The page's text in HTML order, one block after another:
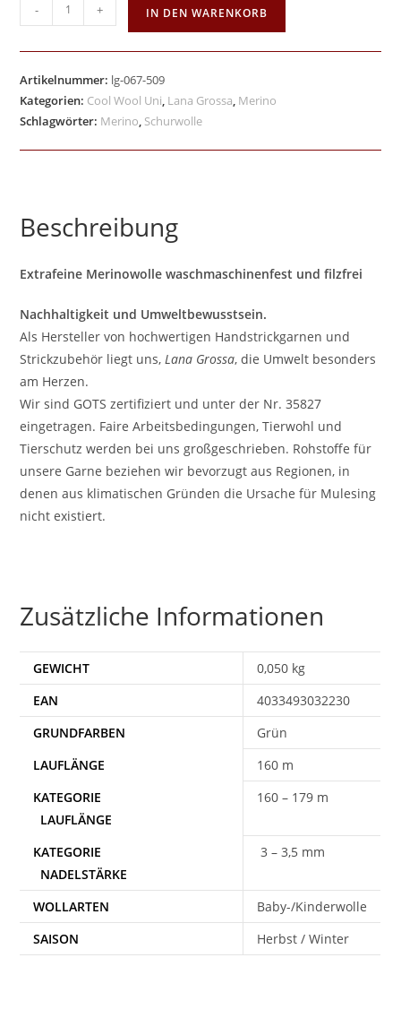
- + IN DEN WARENKORB
Artikelnummer: lg-067-509
Kategorien: Cool Wool Uni, Lana Grossa, Merino
Schlagwörter: Merino, Schurwolle
Beschreibung
Extrafeine Merinowolle waschmaschinenfest und filzfrei
Nachhaltigkeit und Umweltbewusstsein.
Als Hersteller von hochwertigen Handstrickgarnen und
Strickzubehör liegt uns,Lana Grossa, die Umwelt besonders
am Herzen.
Wir sind GOTS zertifiziert und unter der Nr. 35827
eingetragen. Faire Arbeitsbedingungen, Tierwohl und
Tierschutz werden bei uns großgeschrieben. Rohstoffe für
unsere Garne beziehen wir bevorzugt aus Regionen, in
denen aus klimatischen Gründen die Ursache für Mulesing
nicht existiert.
Zusätzliche Informationen
GEWICHT
0,050 kg
EAN
4033493032230
Grün
160 m
160 – 179 m
3 – 3,5 mm
WOLLARTEN
Baby-/Kinderwolle
SAISON
Herbst / Winter